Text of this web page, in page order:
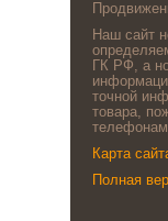
Наш сайт
ГК РФ, а
точной
товара,
телефонам
Карта
Полная